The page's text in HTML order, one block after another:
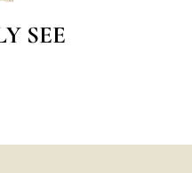
SEE